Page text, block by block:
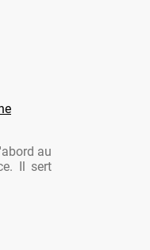
au
Il sert